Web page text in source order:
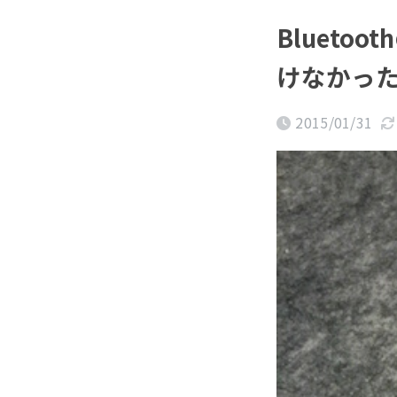
Bluetooth
けなかっ
2015/01/31